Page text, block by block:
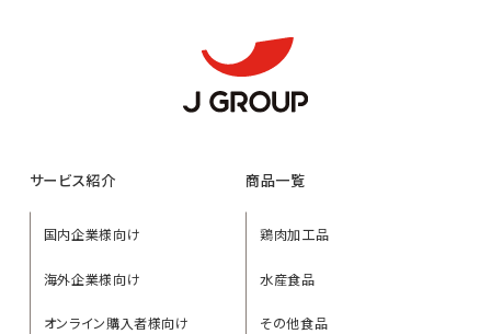
サービス紹介
国内企業様向け
海外企業様向け
オンライン購入者様向け
商品一覧
鶏肉加工品
水産食品
その他食品